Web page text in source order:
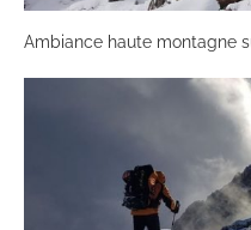
Ambiance haute montagne